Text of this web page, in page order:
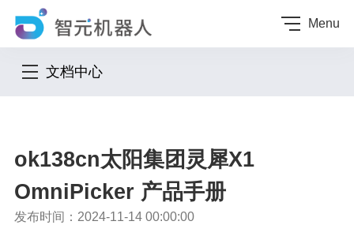
Menu
文档中心
ok138cn太阳集团灵犀X1
OmniPicker 产品手册
发布时间：2024-11-14 00:00:00